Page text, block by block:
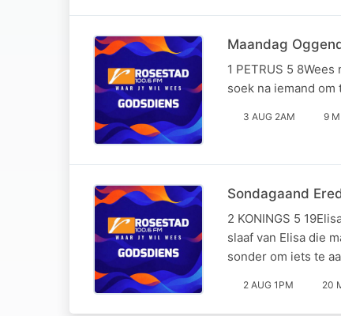
Maandag
1 PETRUS 5
soek na iemand om
3 AUG 2AM 9
Sondagaand
2 KONINGS 5
slaaf van Elisa die
sonder om iets te
2 AUG 1PM 20